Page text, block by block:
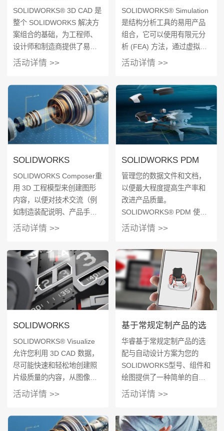
Premium
SOLIDWORKS® 3D CAD 是
整个 SOLIDWORKS 解决方
案组合的基础，为工程师、
设计师和制造商提供了易于
学习、极其强大的功能，可
支持与 SOLIDWORKS 3D
CAD 的单窗口完全集成。因
此，所有SOLIDWORKS 产
品都使用相同的设计数据无
缝地协同工作，从而使每项
活动详情 >>
Simulation
SOLIDWORKS® Simulation
是结构分析工具的易用产品
组合，它可以使用有限元分
析 (FEA) 方法，通过虚拟测
试 CAD 模型来预测产品的真
态分析功能。
活动详情 >>
SOLIDWORKS
Composer
SOLIDWORKS Composer重
用 3D 工程模型来创建图形
内容，以便对技术交流（例
如制造装配说明、产品手
册、安装说明、维修手册、
步骤进行说明
活动详情 >>
SOLIDWORKS PDM
管理您的数据文件和文档，
以便最大程度提高生产率和
改进产品质量。
SOLIDWORKS® PDM 使您
的团队可以安全存储设计数
快速检索，消除对于版本控
制和数据丢失的担忧，以及
在多个位置针对设计开展协
作
活动详情 >>
SOLIDWORKS
Visualize
SOLIDWORKS® Visualize
允许您利用 3D CAD 数据，
尽可能快速和轻松地创建照
片级质量的内容，从图像到
动画、交互式 Web 内容和沉
栩栩如生。SOLIDWORKS
Visualize 相当于您 CAD 数
活动详情 >>
基于常规定制产品的选
配与自动设计
华睿基于常规定制产品的选
配与自动设计方案为您的
SOLIDWORKS型号、组件和
绘图提供了一种简单的自动
化方法。获取和重用设计、
快、更准确地交付定制产
品，而无需使用复杂的宏、
活动详情 >>